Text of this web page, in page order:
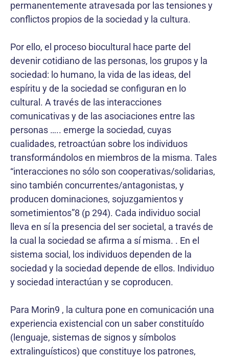
permanentemente atravesada por las tensiones y
conflictos propios de la sociedad y la cultura.
Por ello, el proceso biocultural hace parte del
devenir cotidiano de las personas, los grupos y la
sociedad: lo humano, la vida de las ideas, del
espíritu y de la sociedad se configuran en lo
cultural. A través de las interacciones
comunicativas y de las asociaciones entre las
personas ….. emerge la sociedad, cuyas
cualidades, retroactúan sobre los individuos
transformándolos en miembros de la misma. Tales
“interacciones no sólo son cooperativas/solidarias,
sino también concurrentes/antagonistas, y
producen dominaciones, sojuzgamientos y
sometimientos”8 (p 294). Cada individuo social
lleva en sí la presencia del ser societal, a través de
la cual la sociedad se afirma a sí misma. . En el
sistema social, los individuos dependen de la
sociedad y la sociedad depende de ellos. Individuo
y sociedad interactúan y se coproducen.
Para Morin9 , la cultura pone en comunicación una
experiencia existencial con un saber constituído
(lenguaje, sistemas de signos y símbolos
extralinguísticos) que constituye los patrones,